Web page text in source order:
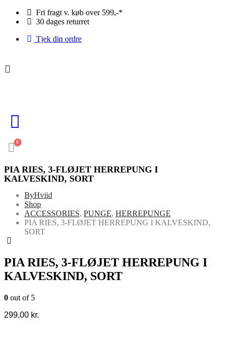
Fri fragt v. køb over 599,-*
30 dages returret
Tjek din ordre
0
PIA RIES, 3-FLØJET HERREPUNG I
KALVESKIND, SORT
ByHviid
Shop
ACCESSORIES, PUNGE, HERREPUNGE
PIA RIES, 3-FLØJET HERREPUNG I KALVESKIND,
SORT
PIA RIES, 3-FLØJET HERREPUNG I
KALVESKIND, SORT
0 out of 5
299,00 kr.